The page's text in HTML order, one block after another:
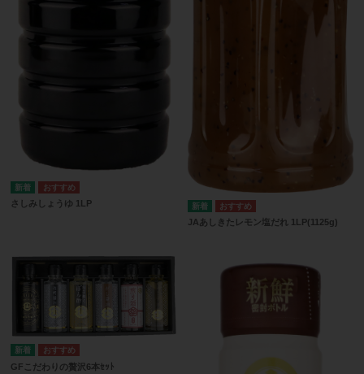
さしみしょうゆ 1LP
JAあしきたレモン塩だれ 1LP(1125g)
GFこだわりの贅沢6本ｾｯﾄ